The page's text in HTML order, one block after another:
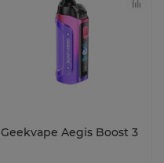
Geekvape Aegis Boost 3